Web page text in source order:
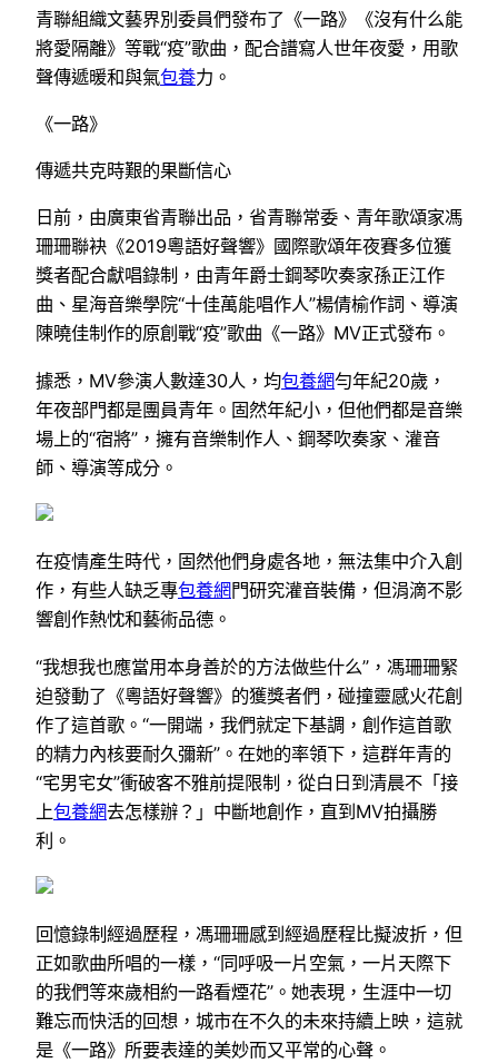
青聯組織文藝界別委員們發布了《一路》《沒有什么能
將愛隔離》等戰“疫”歌曲，配合譜寫人世年夜愛，用歌
聲傳遞暖和與氣包養力。
《一路》
傳遞共克時艱的果斷信心
日前，由廣東省青聯出品，省青聯常委、青年歌頌家馮
珊珊聯袂《2019粵語好聲響》國際歌頌年夜賽多位獲
獎者配合獻唱錄制，由青年爵士鋼琴吹奏家孫正江作
曲、星海音樂學院“十佳萬能唱作人”楊倩榆作詞、導演
陳曉佳制作的原創戰“疫”歌曲《一路》MV正式發布。
據悉，MV參演人數達30人，均包養網勻年紀20歲，
年夜部門都是團員青年。固然年紀小，但他們都是音樂
場上的“宿將”，擁有音樂制作人、鋼琴吹奏家、灌音
師、導演等成分。
在疫情產生時代，固然他們身處各地，無法集中介入創
作，有些人缺乏專包養網門研究灌音裝備，但涓滴不影
響創作熱忱和藝術品德。
“我想我也應當用本身善於的方法做些什么”，馮珊珊緊
迫發動了《粵語好聲響》的獲獎者們，碰撞靈感火花創
作了這首歌。“一開端，我們就定下基調，創作這首歌
的精力內核要耐久彌新”。在她的率領下，這群年青的
“宅男宅女”衝破客不雅前提限制，從白日到清晨不「接
上包養網去怎樣辦？」中斷地創作，直到MV拍攝勝
利。
回憶錄制經過歷程，馮珊珊感到經過歷程比擬波折，但
正如歌曲所唱的一樣，“同呼吸一片空氣，一片天際下
的我們等來歲相約一路看煙花”。她表現，生涯中一切
難忘而快活的回想，城市在不久的未來持續上映，這就
是《一路》所要表達的美妙而又平常的心聲。